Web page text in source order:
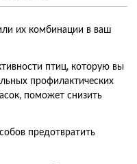
их комбинации в ваш
птиц, которую вы
профилактических
поможет снизить
предотвратить